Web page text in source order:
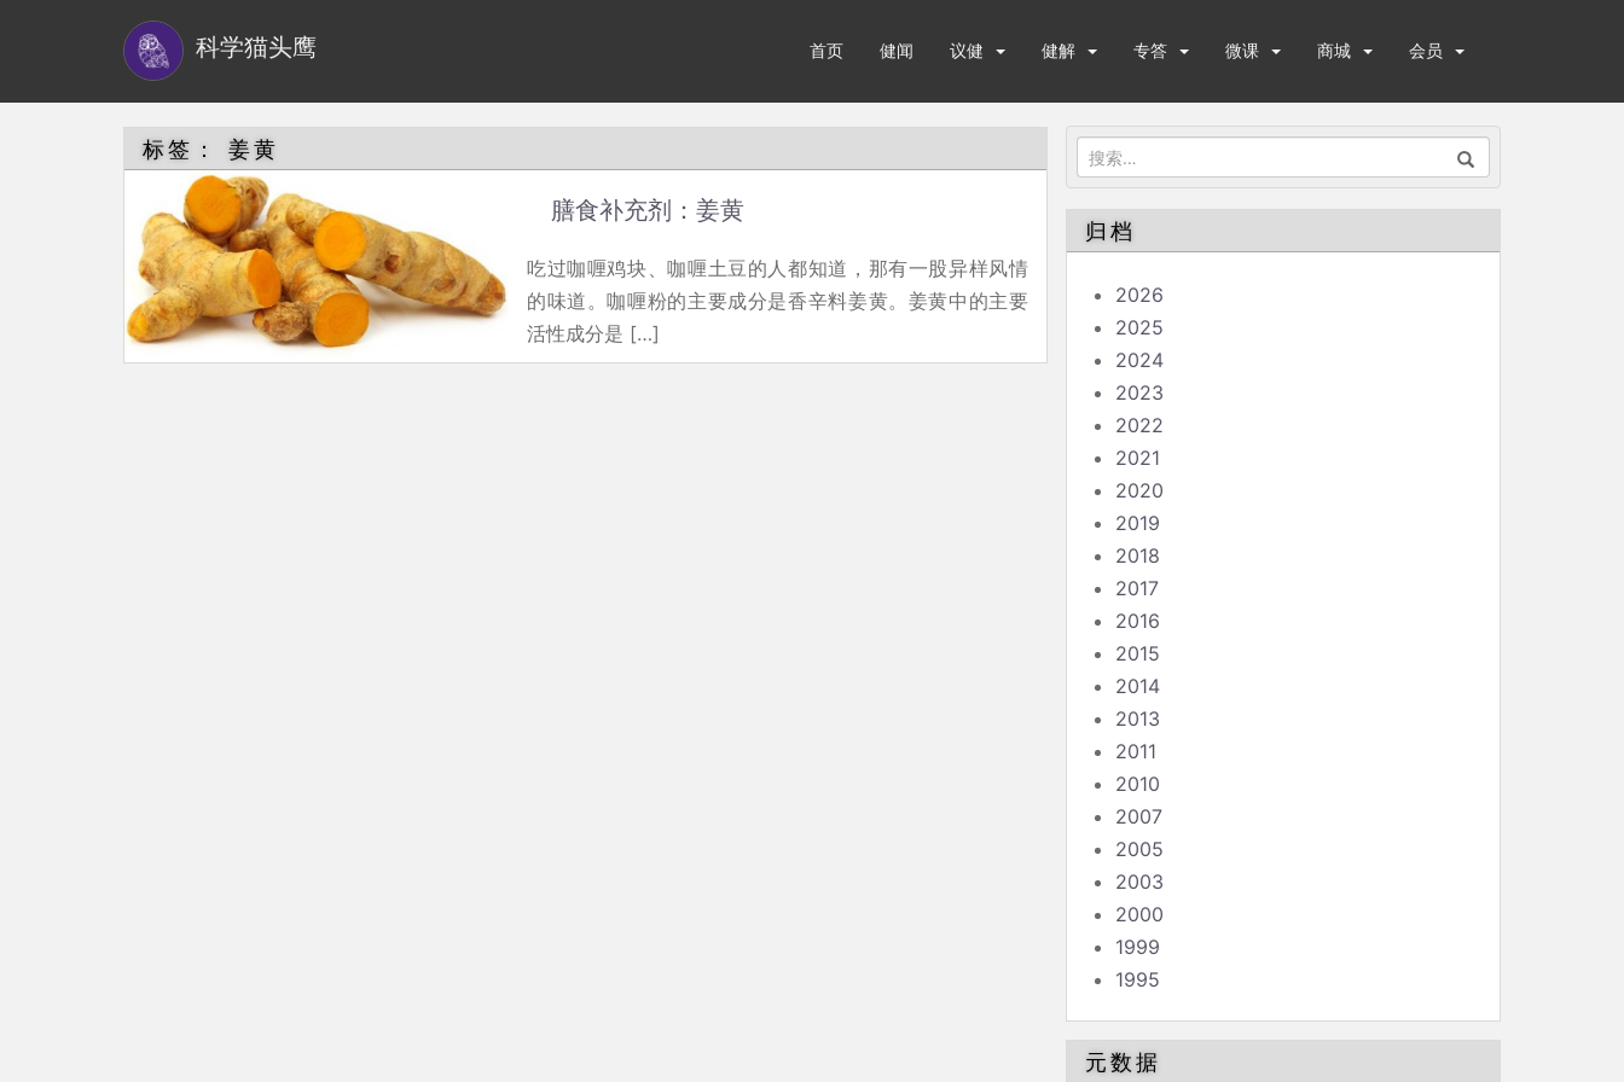
科学猫头鹰 首页 健闻 议健 健解 专答 微课 商城 会员
搜
索：
标签： 姜黄
膳食补充剂：姜黄
吃过咖喱鸡块、咖喱土豆的人都知道，那有一股异样风情
的味道。咖喱粉的主要成分是香辛料姜黄。姜黄中的主要
活性成分是 […]
归档
2026
2025
2024
2023
2022
2021
2020
2019
2018
2017
2016
2015
2014
2013
2011
2010
2007
2005
2003
2000
1999
1995
元数据